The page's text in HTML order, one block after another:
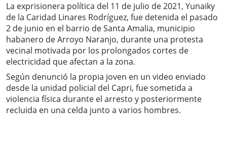
La exprisionera política del 11 de julio de 2021, Yunaiky
de la Caridad Linares Rodríguez, fue detenida el pasado
2 de junio en el barrio de Santa Amalia, municipio
habanero de Arroyo Naranjo, durante una protesta
vecinal motivada por los prolongados cortes de
electricidad que afectan a la zona.
Según denunció la propia joven en un video enviado
desde la unidad policial del Capri, fue sometida a
violencia física durante el arresto y posteriormente
recluida en una celda junto a varios hombres.